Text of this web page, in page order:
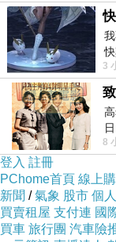
3
8
登入 註冊
PChome首頁 線上
新聞 /氣象 股市 個
買賣租屋 支付連 國
買車 旅行團 汽車險